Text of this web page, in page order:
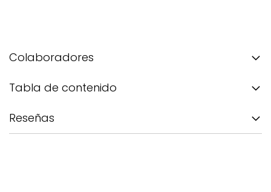
Colaboradores
Tabla de contenido
Reseñas